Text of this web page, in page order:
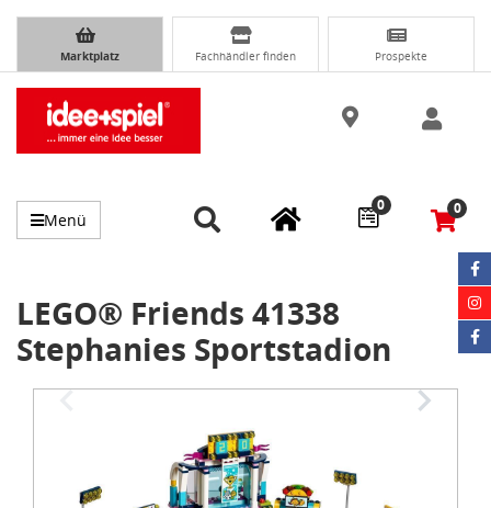
Marktplatz Fachhändler finden Prospekte
Menü
0 0
LEGO® Friends 41338
Stephanies Sportstadion